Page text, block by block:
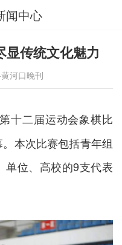
闻中心
显传统文化魅力
河口晚刊
十二届运动会象棋比
本次比赛包括青年组
单位、高校的9支代表